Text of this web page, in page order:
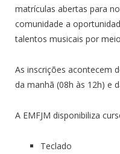
matrículas abertas para
comunidade a
talentos musicais por
As inscrições acontecem
da manhã (08h às 12h) e
A EMFJM disponibiliza
Teclado